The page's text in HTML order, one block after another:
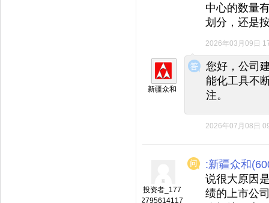
中心的数量
划分，还是
2026年03月09日
◆
◆
新疆众和
您好，公司
能化工具不
注。
2026年07月08日
投资者_177
2795614117
:新疆众和
说很大原因
绩的上市公